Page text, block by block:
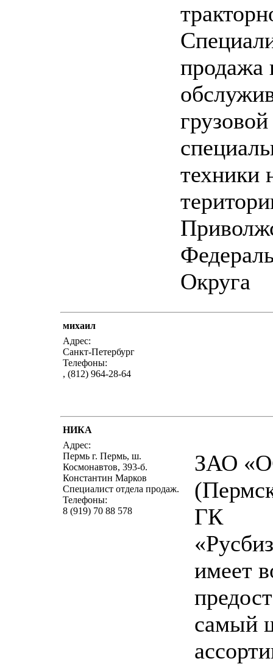
продажа
техники
Округа
михаил
Адрес:
Санкт-Петербург
Телефоны:
, (812) 964-28-64
НИКА
Адрес:
Пермь г. Пермь, ш.
Космонавтов, 393-б.
Константин Марков
Специалист отдела продаж.
Телефоны:
8 (919) 70 88 578
ЗАО
ГК
имеет
самый